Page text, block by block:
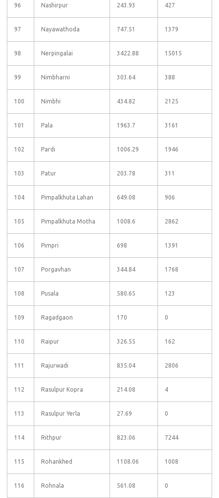
96 Nashirpur 243.93 427
97 Nayawathoda 747.51 1379
98 Nerpingalai 3422.88 15015
99 Nimbharni 303.64 388
100 Nimbhi 434.82 2125
101 Pala 1963.7 3161
102 Pardi 1006.29 1946
103 Patur 203.78 311
104 Pimpalkhuta Lahan 649.08 906
105 Pimpalkhuta Motha 1008.6 2862
106 Pimpri 698 1391
107 Porgavhan 344.84 1768
108 Pusala 580.65 123
109 Ragadgaon 170 0
110 Raipur 326.55 162
111 Rajurwadi 835.04 2806
112 Rasulpur Kopra 214.08 4
113 Rasulpur Yerla 27.69 0
114 Rithpur 823.06 7244
115 Rohankhed 1108.06 1008
116 Rohnala 561.08 0